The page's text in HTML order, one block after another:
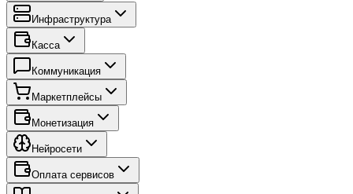
Инфраструктура
Касса
Коммуникация
Маркетплейсы
Монетизация
Нейросети
Оплата сервисов